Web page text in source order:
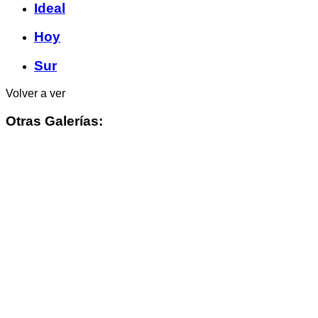
Ideal
Hoy
Sur
Volver a ver
Otras Galerías: